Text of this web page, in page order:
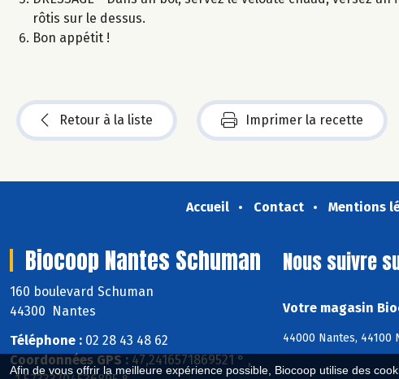
Afin de vous offrir la meilleure expérience possible, Biocoop utilise des
rôtis sur le dessus.
Bon appétit !
Retour à la liste Imprimer la recette
Accueil Contact Mentions
Biocoop Nantes Schuman
160 boulevard Schuman
44300 Nantes
Téléphone : 02 28 43 48 62
Coordonnées GPS : 47,2416571869521 ° ,
Nous suivre
Votre magasin
44000 Nantes, 44100